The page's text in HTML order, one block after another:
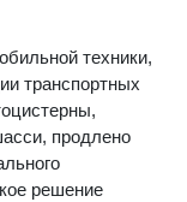
техники,
транспортных
продлено
решение